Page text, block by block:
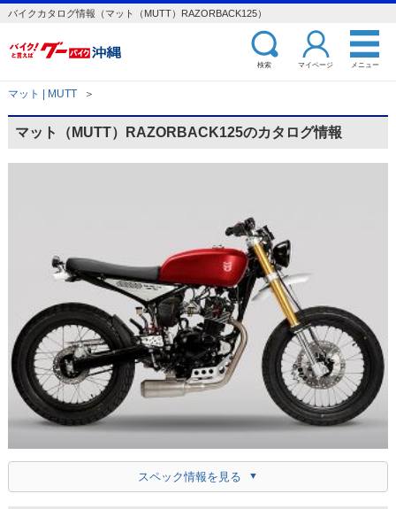
バイクカタログ情報（マット（MUTT）RAZORBACK125）
検索 マイページ メニュー
マット | MUTT ＞
マット（MUTT）RAZORBACK125のカタログ情報
スペック情報を見る